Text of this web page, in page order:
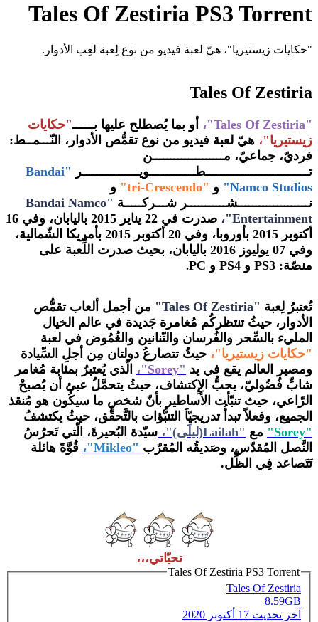
Tales Of Zestiria PS3 Torrent
"حكايات زيستيريا"، هيّ لعبة فيديو من نوع لِعبة لعِب الأدوار.
Tales Of Zestiria
"Tales Of Zestiria"، أو بما يُصطلح عليها بــــــ"حكايات
زيستيريا"، هيّ لعبة فيديو من نوع تقمُّص الأدوار، النّـــمــط:
فرديّ، جماعيّ، مــــــــــــــــــــن
تـــــــــــــــــــــــــــــطـــــــــــــويــــــــــــــــر
"Bandai
Namco Studios"
و "tri-Crescendo
" و
نــــــــــــــــــــشـــــــــــر شـــركـــــة
"Bandai Namco
Entertainment"،
صدرت في 22 يناير 2015 باليابان، وفي 16
أكتوبر 2015 بأوروبا، وفي 20 أكتوبر 2015 بأمريكا الشّمالية،
وفي 07
يوليوز 2016 باليابان، بحيث صدرت اللِّعبة على
منصّة: PS3 و PS4 و PC
.
تُعتبرُ لِعبة "Tales Of Zestiria"
من أجمل ألعاب تقمُّص
الأدوار، حيثُ تنتظركُم مُغامرة جَديدة في عالم الخيال
المليء بالسِّحر والفُرسان والتّنانين والغُمُوض في لعبة
"حكايات زيستيريا"، حيثُ تتصارعُ دولتان مِن أجلِ السِّيادة
ومصير العالم يقع في يد "S
orey "، الّذي يُعتبرُ بمثابة مُغامر
شابِّ فُضُوليّ، يحبُّ الإِكتشاف، حيثُ يتحمَّلُ عبئ أن يُصبحْ
الرّاعي، حيث تنبّأت الأَساطير بأنّ شخص ما سيكُون هو مُنقذ
الجميع، وفعلاً تبدأُ تدريجيّاَ التنبُّؤات بالتَّحقٌّق، حيثُ يكتشفُ
"Sorey"
مع "Lailah(ليلَى)"،
سيّدة البُحيرةَ، الّتي تَحرُسُ
النَّصل المُقدّس، وصَديقُه المُقرّب "Mikleo"،
قُوَّةََ هائلة
تَتَصاعد فِي الظِّل.
تحيّاتي،،،
Tales Of Zestiria PS3 Torrent
Tales Of Zestiria
8.59GB
آخر تحديث 17 أكتوبر 2020